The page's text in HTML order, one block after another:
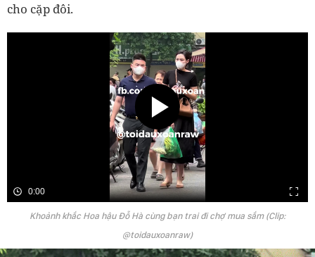
cho cặp đôi.
0:00
Khoảnh khắc Hoa hậu Đỗ Hà cùng bạn trai đi chợ mua sắm (Clip:
@toidauxoanraw)